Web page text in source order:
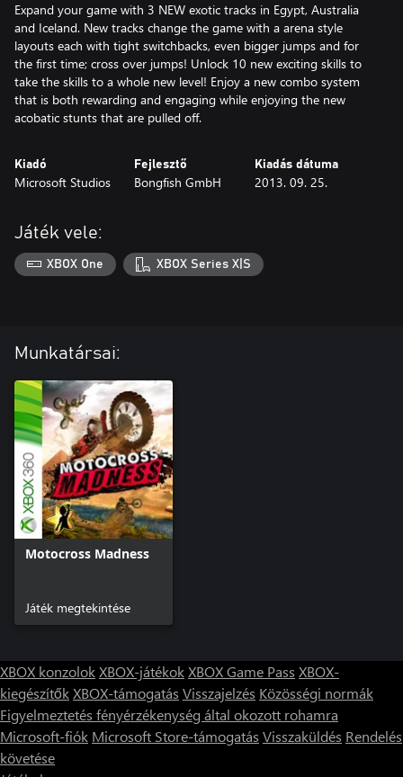
Expand your game with 3 NEW exotic tracks in Egypt, Australia
and Iceland. New tracks change the game with a arena style
layouts each with tight switchbacks, even bigger jumps and for
the first time; cross over jumps! Unlock 10 new exciting skills to
take the skills to a whole new level! Enjoy a new combo system
that is both rewarding and engaging while enjoying the new
acobatic stunts that are pulled off.
Kiadó
Microsoft Studios
Fejlesztő
Bongfish GmbH
Kiadás dátuma
2013. 09. 25.
Játék vele:
XBOX One XBOX Series X|S
Munkatársai:
Motocross Madness
Játék megtekintése
XBOX konzolokXBOX-játékokXBOX Game Pass XBOX-
kiegészítőkXBOX-támogatás Visszajelzés Közösségi normák
Figyelmeztetés fényérzékenység által okozott rohamra
Microsoft-fiók Microsoft Store-támogatás Visszaküldés Rendelés
követése